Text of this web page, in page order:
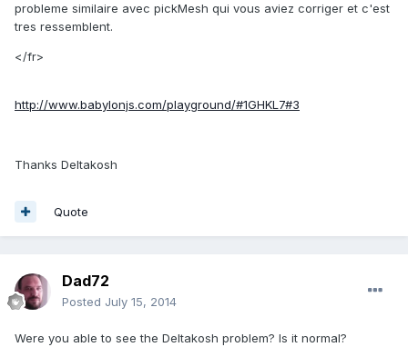
probleme similaire avec pickMesh qui vous aviez corriger et c'est
tres ressemblent.
</fr>
http://www.babylonjs.com/playground/#1GHKL7#3
Thanks Deltakosh
Quote
Dad72
Posted July 15, 2014
Were you able to see the Deltakosh problem? Is it normal?